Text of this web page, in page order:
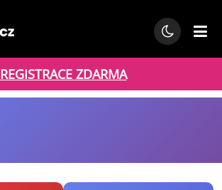
REGISTRACE ZDARMA